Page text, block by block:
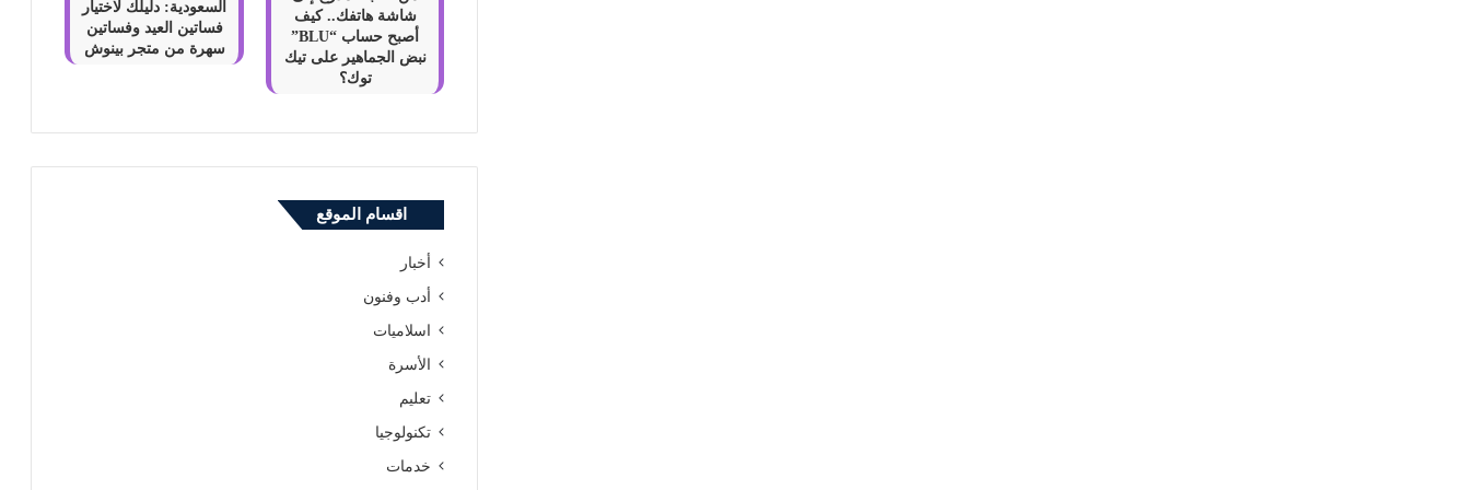
شاشة هاتفك.. كيف
أصبح حساب “BLU”
نبض الجماهير على تيك
توك؟
السعودية: دليلك لاختيار
فساتين العيد وفساتين
سهرة من متجر بينوش
اقسام الموقع
أخبار
أدب وفنون
اسلاميات
الأسرة
تعليم
تكنولوجيا
خدمات